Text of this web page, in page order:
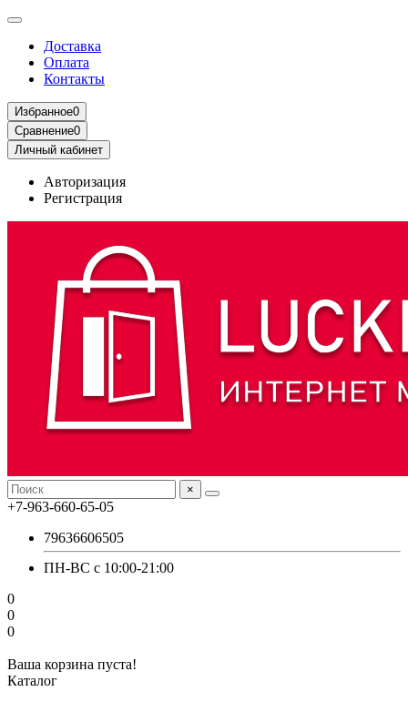
Доставка
Оплата
Контакты
Избранное0
Сравнение0
Личный кабинет
Авторизация
Регистрация
×
+7-963-660-65-05
79636606505
ПН-ВС с 10:00-21:00
0
0
0
Ваша корзина пуста!
Каталог